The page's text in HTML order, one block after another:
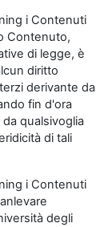
i Contenuti
Contenuto,
di legge, è
diritto
derivante da
fin d'ora
qualsivoglia
di tali
i Contenuti
degli